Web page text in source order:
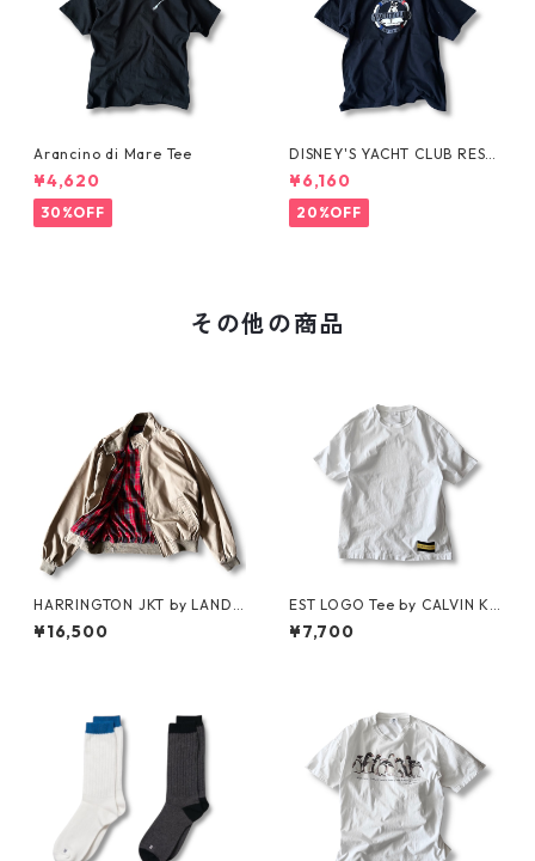
Arancino di Mare Tee
¥4,620
30%OFF
DISNEY'S YACHT CLUB RESO
RT Tee
¥6,160
20%OFF
その他の商品
HARRINGTON JKT by LAND
S'END
¥16,500
EST LOGO Tee by CALVIN KL
EIN JEANS ESTABLISHED.1978
¥7,700